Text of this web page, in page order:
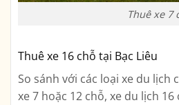
Thuê xe 7
Thuê xe 16 chỗ tại Bạc Liêu
So sánh với các loại xe du
xe 7 hoặc 12 chỗ, xe du lịch